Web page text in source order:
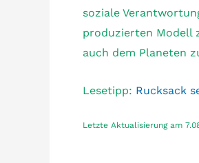
soziale
produzierten Modell
auch dem Planeten
Lesetipp: Rucksack
Letzte Aktualisierung am